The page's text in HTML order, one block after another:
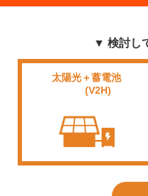
▼ 検討し
太陽光＋蓄電池
(V2H)